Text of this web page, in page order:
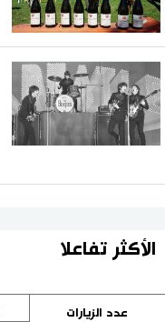
الأكثر تفاعلا
عدد الزيارات